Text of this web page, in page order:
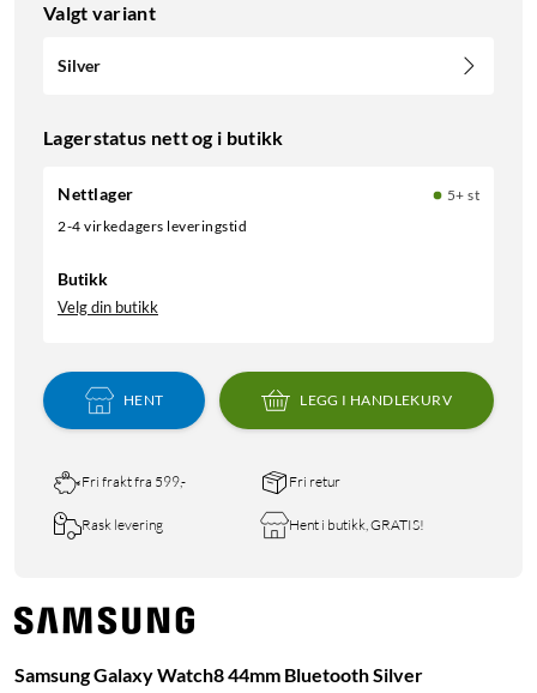
Valgt variant
Silver
Lagerstatus nett og i butikk
Nettlager
5+ st
2-4 virkedagers leveringstid
Butikk
Velg din butikk
HENT LEGG I HANDLEKURV
Fri frakt fra 599,- Fri retur
Rask levering Hent i butikk, GRATIS!
Samsung Galaxy Watch8 44mm Bluetooth Silver